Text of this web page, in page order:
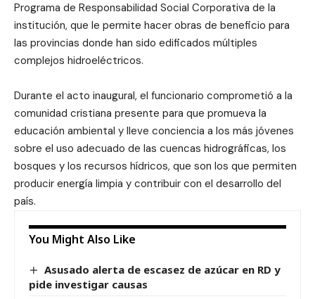
Programa de Responsabilidad Social Corporativa de la
institución, que le permite hacer obras de beneficio para
las provincias donde han sido edificados múltiples
complejos hidroeléctricos.
Durante el acto inaugural, el funcionario comprometió a la
comunidad cristiana presente para que promueva la
educación ambiental y lleve conciencia a los más jóvenes
sobre el uso adecuado de las cuencas hidrográficas, los
bosques y los recursos hídricos, que son los que permiten
producir energía limpia y contribuir con el desarrollo del
país.
You Might Also Like
Asusado alerta de escasez de azúcar en RD y
pide investigar causas